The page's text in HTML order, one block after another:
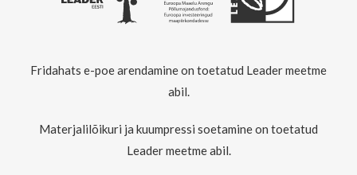
Fridahats e-poe arendamine on toetatud Leader meetme
abil.
Materjalilõikuri ja kuumpressi soetamine on toetatud
Leader meetme abil.